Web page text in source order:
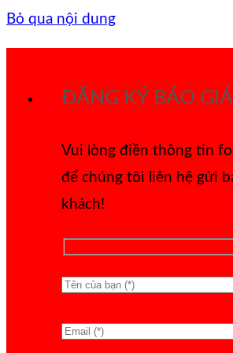
Bỏ qua nội dung
ĐĂNG KÝ BÁO GIÁ
Vui lòng điền thông tin
để chúng tôi liên hệ gửi
khách!